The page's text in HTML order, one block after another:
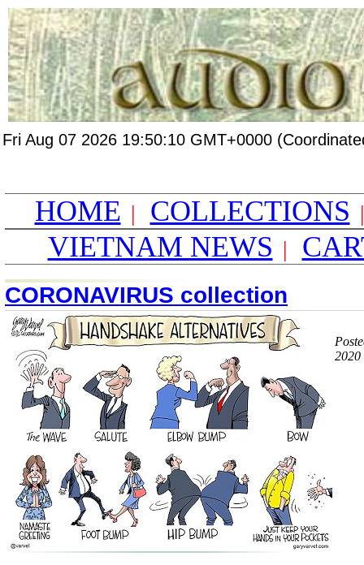
Fri Aug 07 2026 19:50:10 GMT+0000
HOME | COLLECTIONS |
VIETNAM NEWS |
CORONAVIRUS collection
2020